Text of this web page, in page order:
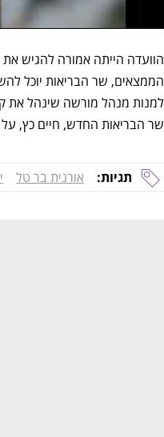
שר הבריאות החדש, חיים כץ, על
תגיות: אורנית בר טל